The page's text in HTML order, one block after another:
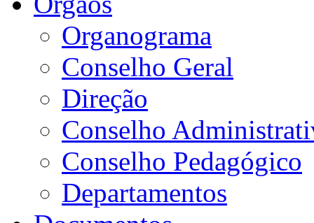
Organograma
Conselho Geral
Direção
Conselho
Conselho Pedagógico
Departamentos